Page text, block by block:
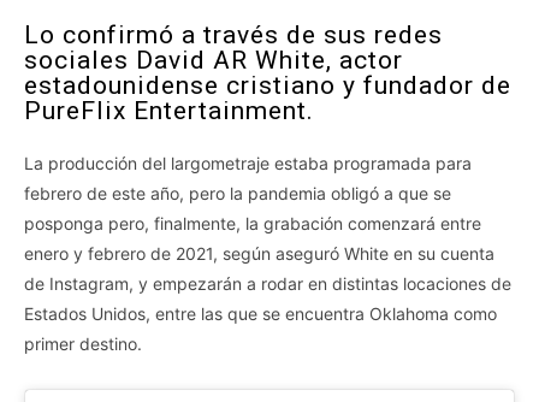
Lo confirmó a través de sus redes
sociales David AR White, actor
estadounidense cristiano y fundador de
PureFlix Entertainment.
La producción del largometraje estaba programada para
febrero de este año, pero la pandemia obligó a que se
posponga pero, finalmente, la grabación comenzará entre
enero y febrero de 2021, según aseguró White en su cuenta
de Instagram, y empezarán a rodar en distintas locaciones de
Estados Unidos, entre las que se encuentra Oklahoma como
primer destino.